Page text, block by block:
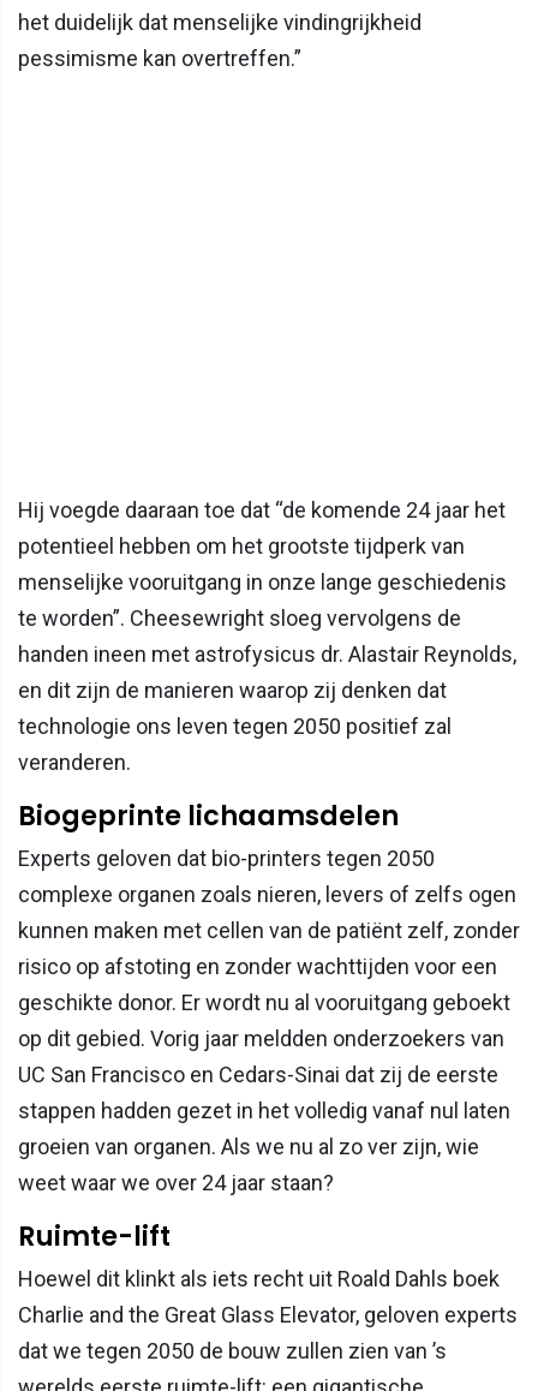
het duidelijk dat menselijke vindingrijkheid
pessimisme kan overtreffen.”
Hij voegde daaraan toe dat “de komende 24 jaar het
potentieel hebben om het grootste tijdperk van
menselijke vooruitgang in onze lange geschiedenis
te worden”. Cheesewright sloeg vervolgens de
handen ineen met astrofysicus dr. Alastair Reynolds,
en dit zijn de manieren waarop zij denken dat
technologie ons leven tegen 2050 positief zal
veranderen.
Biogeprinte lichaamsdelen
Experts geloven dat bio-printers tegen 2050
complexe organen zoals nieren, levers of zelfs ogen
kunnen maken met cellen van de patiënt zelf, zonder
risico op afstoting en zonder wachttijden voor een
geschikte donor. Er wordt nu al vooruitgang geboekt
op dit gebied. Vorig jaar meldden onderzoekers van
UC San Francisco en Cedars-Sinai dat zij de eerste
stappen hadden gezet in het volledig vanaf nul laten
groeien van organen. Als we nu al zo ver zijn, wie
weet waar we over 24 jaar staan?
Ruimte-lift
Hoewel dit klinkt als iets recht uit Roald Dahls boek
Charlie and the Great Glass Elevator, geloven experts
dat we tegen 2050 de bouw zullen zien van ’s